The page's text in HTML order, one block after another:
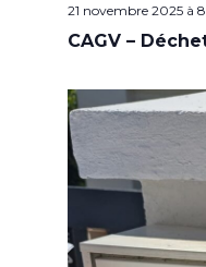
21 novembre 2025 à
CAGV –